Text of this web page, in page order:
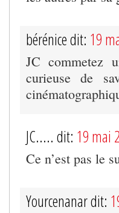
bérénice dit: 19
JC commetez
curieuse de
JC..... dit: 19 mai
Ce n’est pas le
Yourcenanar dit: